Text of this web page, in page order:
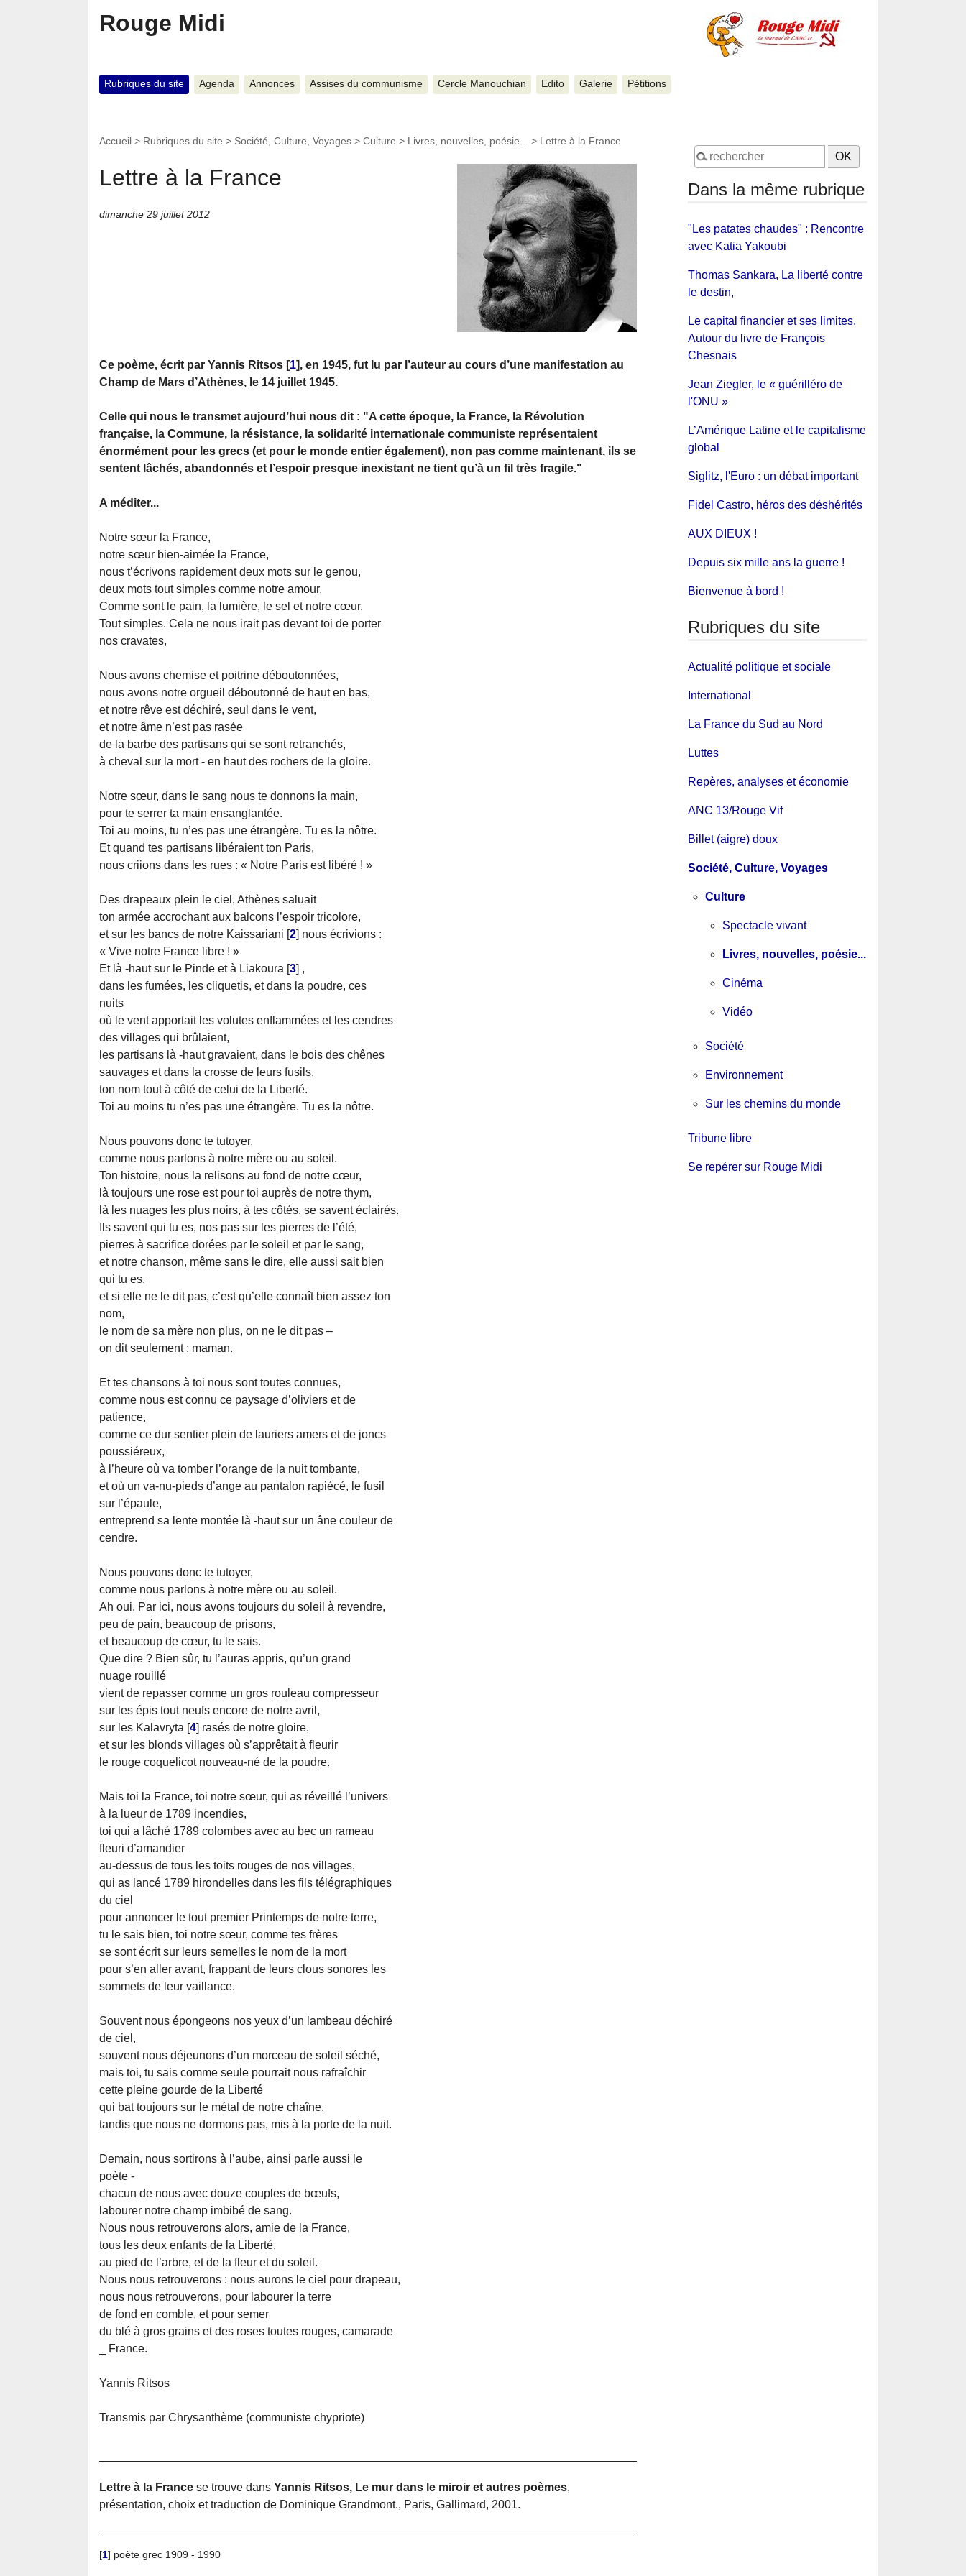
Rouge Midi
Rubriques du site Agenda Annonces Assises du communisme Cercle Manouchian Edito Galerie Pétitions
Accueil > Rubriques du site > Société, Culture, Voyages > Culture > Livres, nouvelles, poésie... > Lettre à la France
Lettre à la France
dimanche 29 juillet 2012
Ce poème, écrit par Yannis Ritsos [1], en 1945, fut lu par l’auteur au cours d’une manifestation au
Champ de Mars d’Athènes, le 14 juillet 1945.
Celle qui nous le transmet aujourd’hui nous dit : "A cette époque, la France, la Révolution
française, la Commune, la résistance, la solidarité internationale communiste représentaient
énormément pour les grecs (et pour le monde entier également), non pas comme maintenant, ils se
sentent lâchés, abandonnés et l’espoir presque inexistant ne tient qu’à un fil très fragile."
A méditer...
Notre sœur la France,
notre sœur bien-aimée la France,
nous t’écrivons rapidement deux mots sur le genou,
deux mots tout simples comme notre amour,
Comme sont le pain, la lumière, le sel et notre cœur.
Tout simples. Cela ne nous irait pas devant toi de porter
nos cravates,
Nous avons chemise et poitrine déboutonnées,
nous avons notre orgueil déboutonné de haut en bas,
et notre rêve est déchiré, seul dans le vent,
et notre âme n’est pas rasée
de la barbe des partisans qui se sont retranchés,
à cheval sur la mort - en haut des rochers de la gloire.
Notre sœur, dans le sang nous te donnons la main,
pour te serrer ta main ensanglantée.
Toi au moins, tu n’es pas une étrangère. Tu es la nôtre.
Et quand tes partisans libéraient ton Paris,
nous criions dans les rues : « Notre Paris est libéré ! »
Des drapeaux plein le ciel, Athènes saluait
ton armée accrochant aux balcons l’espoir tricolore,
et sur les bancs de notre Kaissariani [2] nous écrivions :
« Vive notre France libre ! »
Et là -haut sur le Pinde et à Liakoura [3] ,
dans les fumées, les cliquetis, et dans la poudre, ces
nuits
où le vent apportait les volutes enflammées et les cendres
des villages qui brûlaient,
les partisans là -haut gravaient, dans le bois des chênes
sauvages et dans la crosse de leurs fusils,
ton nom tout à côté de celui de la Liberté.
Toi au moins tu n’es pas une étrangère. Tu es la nôtre.
Nous pouvons donc te tutoyer,
comme nous parlons à notre mère ou au soleil.
Ton histoire, nous la relisons au fond de notre cœur,
là toujours une rose est pour toi auprès de notre thym,
là les nuages les plus noirs, à tes côtés, se savent éclairés.
Ils savent qui tu es, nos pas sur les pierres de l’été,
pierres à sacrifice dorées par le soleil et par le sang,
et notre chanson, même sans le dire, elle aussi sait bien
qui tu es,
et si elle ne le dit pas, c’est qu’elle connaît bien assez ton
nom,
le nom de sa mère non plus, on ne le dit pas –
on dit seulement : maman.
Et tes chansons à toi nous sont toutes connues,
comme nous est connu ce paysage d’oliviers et de
patience,
comme ce dur sentier plein de lauriers amers et de joncs
poussiéreux,
à l’heure où va tomber l’orange de la nuit tombante,
et où un va-nu-pieds d’ange au pantalon rapiécé, le fusil
sur l’épaule,
entreprend sa lente montée là -haut sur un âne couleur de
cendre.
Nous pouvons donc te tutoyer,
comme nous parlons à notre mère ou au soleil.
Ah oui. Par ici, nous avons toujours du soleil à revendre,
peu de pain, beaucoup de prisons,
et beaucoup de cœur, tu le sais.
Que dire ? Bien sûr, tu l’auras appris, qu’un grand
nuage rouillé
vient de repasser comme un gros rouleau compresseur
sur les épis tout neufs encore de notre avril,
sur les Kalavryta [4] rasés de notre gloire,
et sur les blonds villages où s’apprêtait à fleurir
le rouge coquelicot nouveau-né de la poudre.
Mais toi la France, toi notre sœur, qui as réveillé l’univers
à la lueur de 1789 incendies,
toi qui a lâché 1789 colombes avec au bec un rameau
fleuri d’amandier
au-dessus de tous les toits rouges de nos villages,
qui as lancé 1789 hirondelles dans les fils télégraphiques
du ciel
pour annoncer le tout premier Printemps de notre terre,
tu le sais bien, toi notre sœur, comme tes frères
se sont écrit sur leurs semelles le nom de la mort
pour s’en aller avant, frappant de leurs clous sonores les
sommets de leur vaillance.
Souvent nous épongeons nos yeux d’un lambeau déchiré
de ciel,
souvent nous déjeunons d’un morceau de soleil séché,
mais toi, tu sais comme seule pourrait nous rafraîchir
cette pleine gourde de la Liberté
qui bat toujours sur le métal de notre chaîne,
tandis que nous ne dormons pas, mis à la porte de la nuit.
Demain, nous sortirons à l’aube, ainsi parle aussi le
poète -
chacun de nous avec douze couples de bœufs,
labourer notre champ imbibé de sang.
Nous nous retrouverons alors, amie de la France,
tous les deux enfants de la Liberté,
au pied de l’arbre, et de la fleur et du soleil.
Nous nous retrouverons : nous aurons le ciel pour drapeau,
nous nous retrouverons, pour labourer la terre
de fond en comble, et pour semer
du blé à gros grains et des roses toutes rouges, camarade
_ France.
Yannis Ritsos
Transmis par Chrysanthème (communiste chypriote)
Lettre à la France se trouve dans Yannis Ritsos, Le mur dans le miroir et autres poèmes,
présentation, choix et traduction de Dominique Grandmont., Paris, Gallimard, 2001.
[1] poète grec 1909 - 1990
Dans la même rubrique
"Les patates chaudes" : Rencontre
avec Katia Yakoubi
Thomas Sankara, La liberté contre
le destin,
Le capital financier et ses limites.
Autour du livre de François
Chesnais
Jean Ziegler, le « guérilléro de
l'ONU »
L’Amérique Latine et le capitalisme
global
Siglitz, l'Euro : un débat important
Fidel Castro, héros des déshérités
AUX DIEUX !
Depuis six mille ans la guerre !
Bienvenue à bord !
Rubriques du site
Actualité politique et sociale
International
La France du Sud au Nord
Luttes
Repères, analyses et économie
ANC 13/Rouge Vif
Billet (aigre) doux
Société, Culture, Voyages
Culture
Spectacle vivant
Livres, nouvelles, poésie...
Cinéma
Vidéo
Société
Environnement
Sur les chemins du monde
Tribune libre
Se repérer sur Rouge Midi